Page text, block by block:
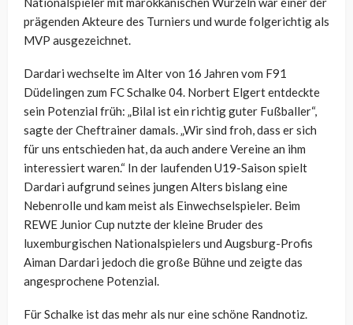
prägenden Akteure des Turniers und wurde folgerichtig als
MVP ausgezeichnet.
Dardari wechselte im Alter von 16 Jahren vom F91
Düdelingen zum FC Schalke 04. Norbert Elgert entdeckte
sein Potenzial früh: „Bilal ist ein richtig guter Fußballer“,
sagte der Cheftrainer damals. „Wir sind froh, dass er sich
für uns entschieden hat, da auch andere Vereine an ihm
interessiert waren.“ In der laufenden U19-Saison spielt
Dardari aufgrund seines jungen Alters bislang eine
Nebenrolle und kam meist als Einwechselspieler. Beim
REWE Junior Cup nutzte der kleine Bruder des
luxemburgischen Nationalspielers und Augsburg-Profis
Aiman Dardari jedoch die große Bühne und zeigte das
angesprochene Potenzial.
Für Schalke ist das mehr als nur eine schöne Randnotiz.